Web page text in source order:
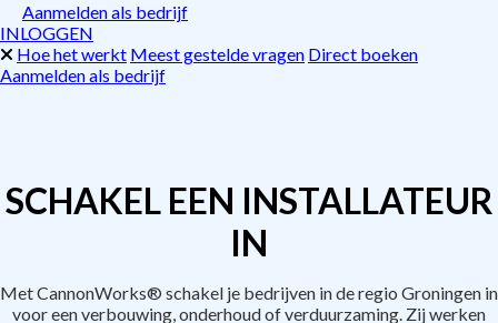
Aanmelden als bedrijf
INLOGGEN
Hoe het werkt Meest gestelde vragen Direct boeken
Aanmelden als bedrijf
SCHAKEL EEN INSTALLATEUR
IN
Met CannonWorks® schakel je bedrijven in de regio Groningen in
voor een verbouwing, onderhoud of verduurzaming. Zij werken